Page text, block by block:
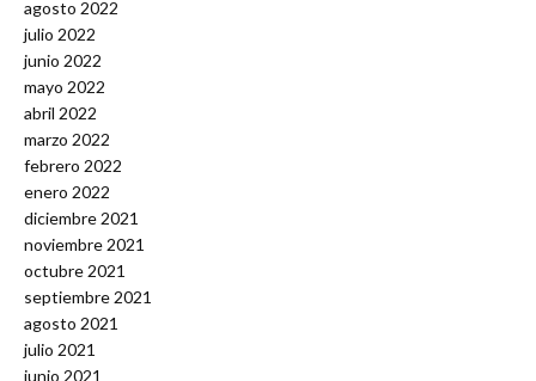
agosto 2022
julio 2022
junio 2022
mayo 2022
abril 2022
marzo 2022
febrero 2022
enero 2022
diciembre 2021
noviembre 2021
octubre 2021
septiembre 2021
agosto 2021
julio 2021
junio 2021